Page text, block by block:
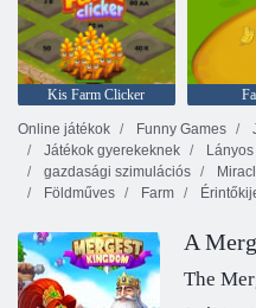
Kis Farm Clicker
Online játékok
Funny Games
Játékok gyerekeknek
gazdasági szimulációs
Földműves
Farm
A
The